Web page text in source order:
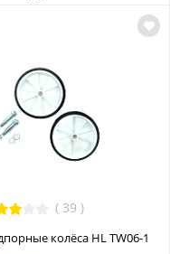
(39 )
колёса HL TW06-1